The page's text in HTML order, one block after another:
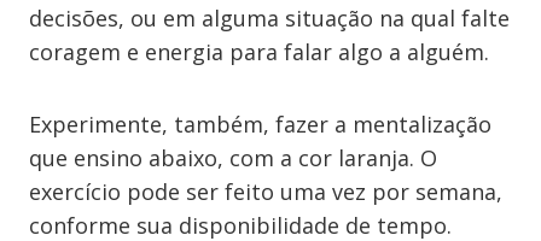
decisões, ou em alguma situação na qual falte
coragem e energia para falar algo a alguém.
Experimente, também, fazer a mentalização
que ensino abaixo, com a cor laranja. O
exercício pode ser feito uma vez por semana,
conforme sua disponibilidade de tempo.